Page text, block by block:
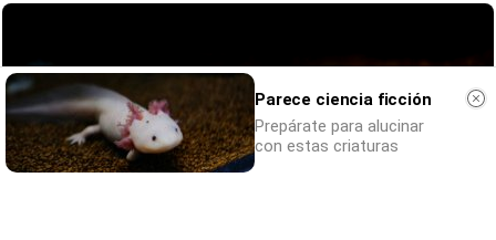
Parece ciencia ficción
Prepárate para alucinar
con estas criaturas